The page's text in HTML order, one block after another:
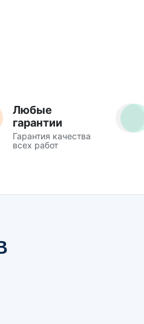
Любые
гарантии
Гарантия качества
всех работ